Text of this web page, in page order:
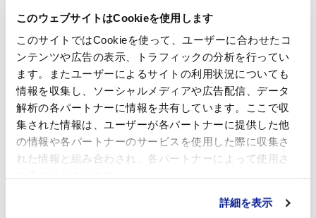
このウェブサイトはCookieを使用します
このサイトではCookieを使って、ユーザーに合わせたコ
ンテンツや広告の表示、トラフィックの分析を行ってい
ます。またユーザーによるサイトの利用状況についても
情報を収集し、ソーシャルメディアや広告配信、データ
解析の各パートナーに情報を共有しています。ここで収
集された情報は、ユーザーが各パートナーに提供した他
の情報や各パートナーのサービスを使用した際に収集さ
れた情報と組み合わされ、各パートナーによって使用さ
詳細を表示